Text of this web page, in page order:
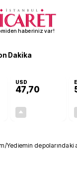
haberiniz var!
Dakika
USD
47,70
/Yediemin depolarındaki